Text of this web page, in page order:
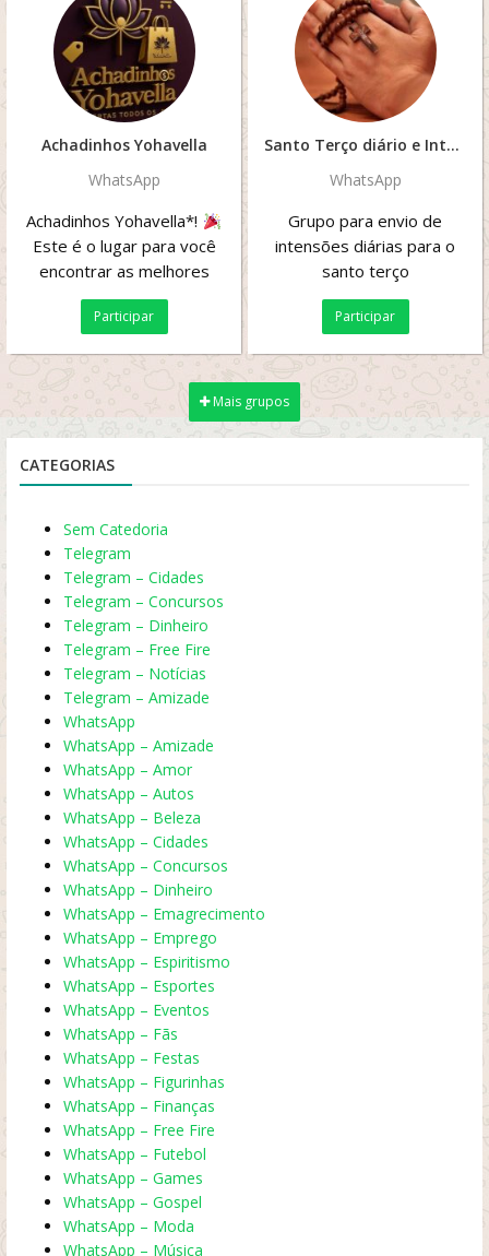
Achadinhos Yohavella
WhatsApp
Achadinhos Yohavella*!
Este é o lugar para você
encontrar as melhores
ofertas de produtos
incríveis com preços...
Participar
Santo Terço diário e Intenções
WhatsApp
Grupo para envio de
intensões diárias para o
santo terço
Participar
Mais grupos
CATEGORIAS
Sem Catedoria
Telegram
Telegram – Cidades
Telegram – Concursos
Telegram – Dinheiro
Telegram – Free Fire
Telegram – Notícias
Telegram – Amizade
WhatsApp
WhatsApp – Amizade
WhatsApp – Amor
WhatsApp – Autos
WhatsApp – Beleza
WhatsApp – Cidades
WhatsApp – Concursos
WhatsApp – Dinheiro
WhatsApp – Emagrecimento
WhatsApp – Emprego
WhatsApp – Espiritismo
WhatsApp – Esportes
WhatsApp – Eventos
WhatsApp – Fãs
WhatsApp – Festas
WhatsApp – Figurinhas
WhatsApp – Finanças
WhatsApp – Free Fire
WhatsApp – Futebol
WhatsApp – Games
WhatsApp – Gospel
WhatsApp – Moda
WhatsApp – Música